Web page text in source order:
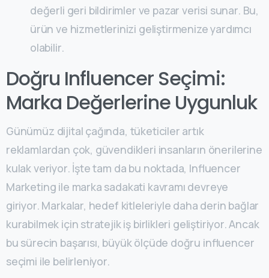
değerli geri bildirimler ve pazar verisi sunar. Bu,
ürün ve hizmetlerinizi geliştirmenize yardımcı
olabilir.
Doğru Influencer Seçimi:
Marka Değerlerine Uygunluk
Günümüz dijital çağında, tüketiciler artık
reklamlardan çok, güvendikleri insanların önerilerine
kulak veriyor. İşte tam da bu noktada, Influencer
Marketing ile marka sadakati kavramı devreye
giriyor. Markalar, hedef kitleleriyle daha derin bağlar
kurabilmek için stratejik iş birlikleri geliştiriyor. Ancak
bu sürecin başarısı, büyük ölçüde doğru influencer
seçimi ile belirleniyor.